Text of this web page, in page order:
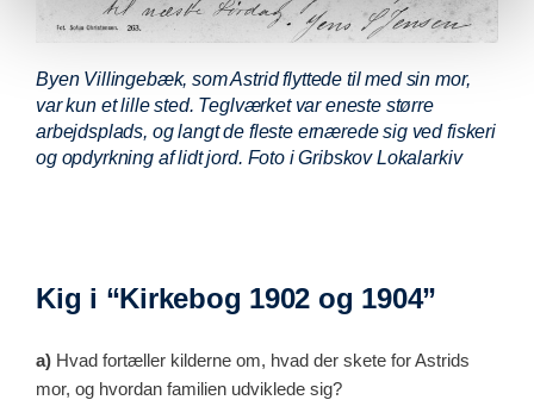
Byen Villingebæk, som Astrid flyttede til med sin mor,
var kun et lille sted. Teglværket var eneste større
arbejdsplads, og langt de fleste ernærede sig ved fiskeri
og opdyrkning af lidt jord. Foto i Gribskov Lokalarkiv
Kig i “Kirkebog 1902 og 1904”
a) Hvad fortæller kilderne om, hvad der skete for Astrids
mor, og hvordan familien udviklede sig?